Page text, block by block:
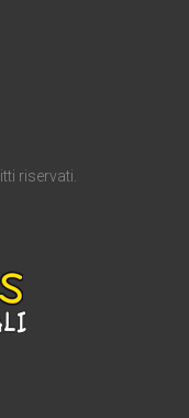
riservati.